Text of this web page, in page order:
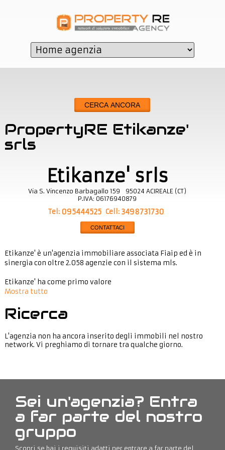
CERCA ANCORA
PropertyRE Etikanze'
srls
Etikanze' srls
Via S. Vincenzo Barbagallo 159 95024 ACIREALE ( CT)
P.IVA: 06176940879
Tel: 095444525 Cell: 3498731730
CONTATTACI
Etikanze' è un'agenzia immobiliare associata Fiaip ed è in
sinergia con oltre 2.058 agenzie con il sistema mls.
Etikanze' ha come primo valore
Mostra tutto
Ricerca
L'agenzia non ha ancora inserito degli immobili nel nostro
network. Vi preghiamo di tornare tra qualche giorno.
Sei un'agenzia? Entra
a far parte del nostro
gruppo
Scopri se hai i requisiti adatti per entrare a far parte del